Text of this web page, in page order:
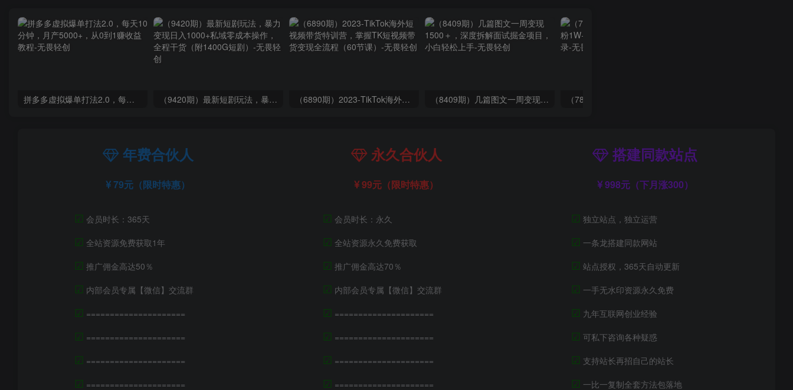
拼多多虚拟爆单打法2.0，每天10分钟，月产5000+，从0到1赚收益教程 （9420期）最新短剧玩法，暴力变现日入1000+私域零成本操作，全程干货（附1400G短剧） （6890期）2023-TikTok海外短视频带货特训营，掌握TK短视频带货变现全流程（60节课） （8409期）几篇图文一周变现1500＋，深度拆解面试掘金项目，小白轻松上手
年费合伙人
79元（限时特惠）
☑ 会员时长：365天
☑ 全站资源免费获取1年
☑ 推广佣金高达50％
☑ 内部会员专属【微信】交流群
☑ =====================
☑ =====================
☑ =====================
☑ =====================
永久合伙人
99元（限时特惠）
☑ 会员时长：永久
☑ 全站资源永久免费获取
☑ 推广佣金高达70％
☑ 内部会员专属【微信】交流群
☑ =====================
☑ =====================
☑ =====================
☑ =====================
搭建同款站点
998元（下月涨300）
☑ 独立站点，独立运营
☑ 一条龙搭建同款网站
☑ 站点授权，365天自动更新
☑ 一手无水印资源永久免费
☑ 九年互联网创业经验
☑ 可私下咨询各种疑惑
☑ 支持站长再招自己的站长
☑ 一比一复制全套方法包落地